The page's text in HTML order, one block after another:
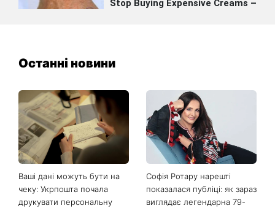
Останні новини
Ваші дані можуть бути на
чеку: Укрпошта почала
друкувати персональну
Софія Ротару нарешті
показалася публіці: як зараз
виглядає легендарна 79-